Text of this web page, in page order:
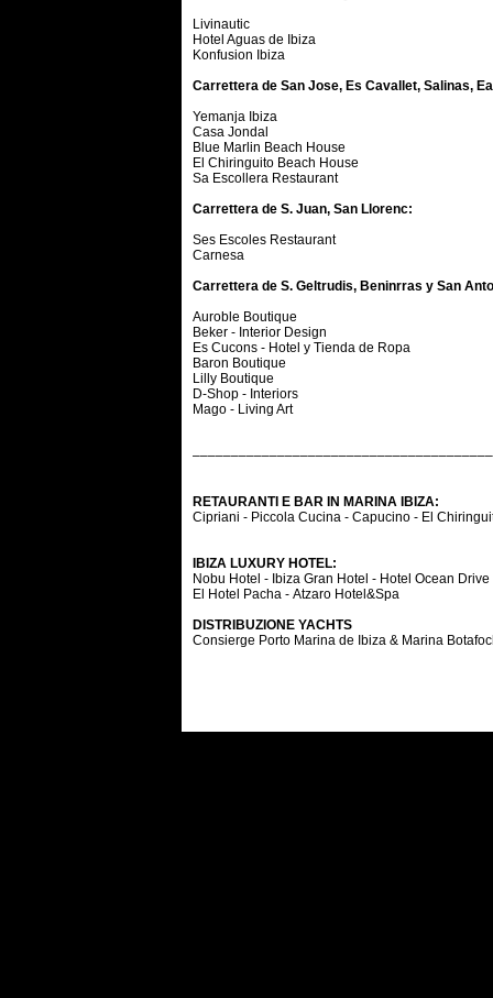
Livinautic
Hotel Aguas de Ibiza
Konfusion Ibiza
Carrettera de San Jose, Es Cavallet, Salinas,
Yemanja Ibiza
Casa Jondal
Blue Marlin Beach House
El Chiringuito Beach House
Sa Escollera Restaurant
Carrettera de S. Juan, San Llorenc:
Ses Escoles Restaurant
Carnesa
Carrettera de S. Geltrudis, Beninrras y San
Auroble Boutique
Beker - Interior Design
Es Cucons - Hotel y Tienda de Ropa
Baron Boutique
Lilly Boutique
D-Shop - Interiors
Mago - Living Art
RETAURANTI E BAR IN MARINA IBIZA:
Cipriani - Piccola Cucina - Capucino - El
IBIZA LUXURY HOTEL:
Nobu Hotel - Ibiza Gran Hotel - Hotel Ocean
El Hotel Pacha - Atzaro Hotel&Spa
DISTRIBUZIONE YACHTS
Consierge Porto Marina de Ibiza & Marina